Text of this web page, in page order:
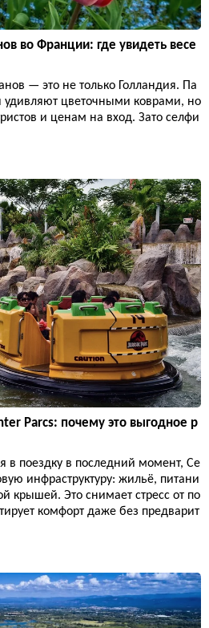
во Франции: где увидеть весе
— это не только Голландия. Па
цветочными коврами, но
и ценам на вход. Зато селфи
Parcs: почему это выгодное р
в поездку в последний момент, Ce
инфраструктуру: жильё, питани
крышей. Это снимает стресс от по
комфорт даже без предварит